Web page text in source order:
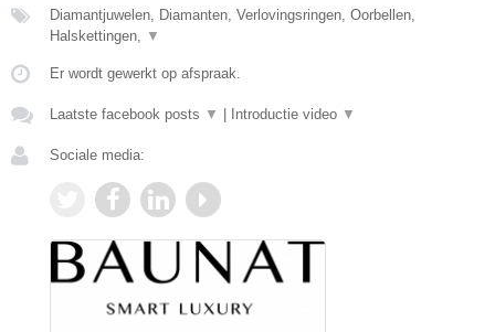
Diamantjuwelen, Diamanten, Verlovingsringen, Oorbellen,
Halskettingen,
▼
Er wordt gewerkt op afspraak.
Laatste facebook posts ▼ Introductie video ▼
Sociale media: